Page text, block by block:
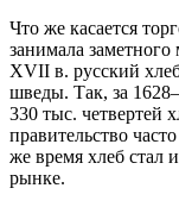
Что же касается
занимала
XVII в. русский
шведы. Так, за
330 тыс. четвертей
правительство
же время хлеб стал
рынке.